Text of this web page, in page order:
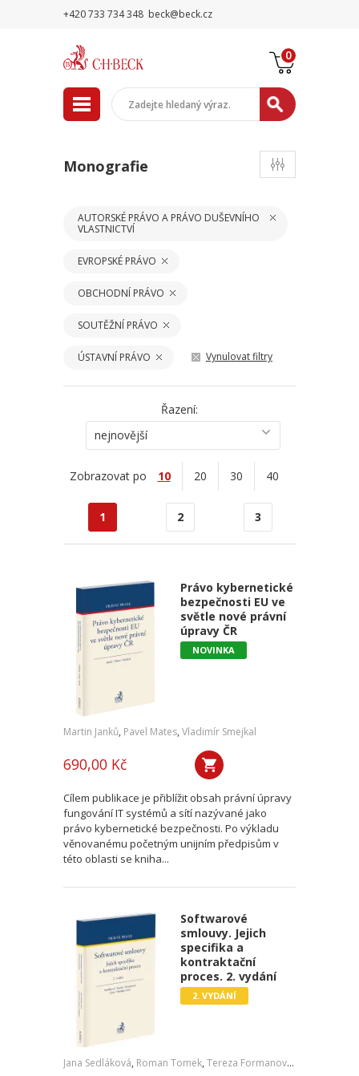
+420 733 734 348 beck@beck.cz
0
Monografie
AUTORSKÉ PRÁVO A PRÁVO DUŠEVNÍHO
VLASTNICTVÍ
EVROPSKÉ PRÁVO
OBCHODNÍ PRÁVO
SOUTĚŽNÍ PRÁVO
ÚSTAVNÍ PRÁVO Vynulovat filtry
Řazení:
nejnovější
Zobrazovat po 10 20 30 40
1 2 3
Právo kybernetické
bezpečnosti EU ve
světle nové právní
úpravy ČR
NOVINKA
Martin Janků, Pavel Mates, Vladimír Smejkal
690,00 Kč
Cílem publikace je přiblížit obsah právní úpravy
fungování IT systémů a sítí nazývané jako
právo kybernetické bezpečnosti. Po výkladu
věnovanému početným unijním předpisům v
této oblasti se kniha...
Softwarové
smlouvy. Jejich
specifika a
kontraktační
proces. 2. vydání
2. VYDÁNÍ
Jana Sedláková, Roman Tomek, Tereza Formanová ,